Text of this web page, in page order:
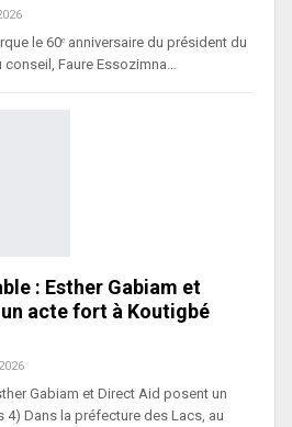
le 60ᵉ anniversaire du président du
Faure Essozimna…
: Esther Gabiam et
acte fort à Koutigbé
Gabiam et Direct Aid posent un
Dans la préfecture des Lacs, au